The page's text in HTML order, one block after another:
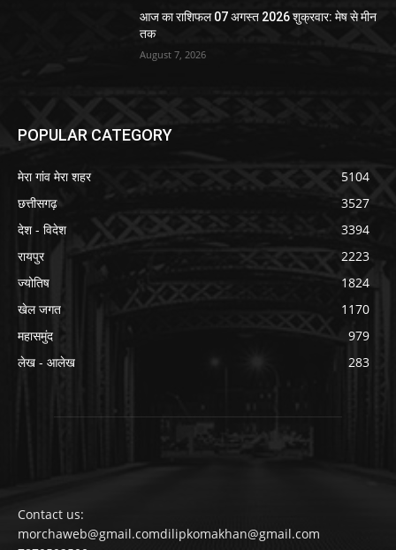
आज का राशिफल 07 अगस्त 2026 शुक्रवार: मेष से मीन
तक
August 7, 2026
POPULAR CATEGORY
मेरा गांव मेरा शहर
5104
छत्तीसगढ़
3527
देश - विदेश
3394
रायपुर
2223
ज्योतिष
1824
खेल जगत
1170
महासमुंद
979
लेख - आलेख
283
Contact us:
morchaweb@gmail.comdilipkomakhan@gmail.com